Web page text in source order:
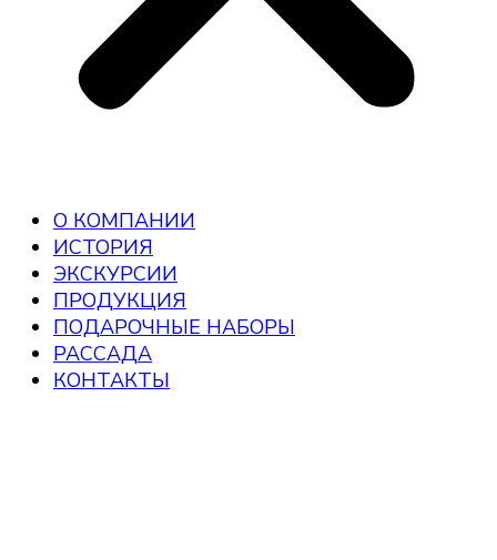
О КОМПАНИИ
ИСТОРИЯ
ЭКСКУРСИИ
ПРОДУКЦИЯ
ПОДАРОЧНЫЕ НАБОРЫ
РАССАДА
КОНТАКТЫ